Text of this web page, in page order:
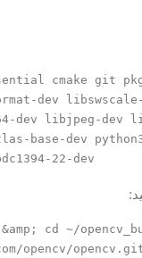
cmake git
dev
dev libjpeg-dev
base-dev
cd ~/
opencv/